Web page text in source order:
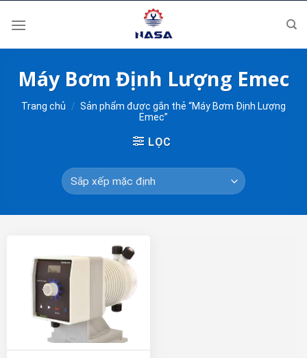
Máy Bơm Định Lượng Emec
Trang chủ / Sản phẩm được gắn thẻ “Máy Bơm Định Lượng
Emec”
LỌC